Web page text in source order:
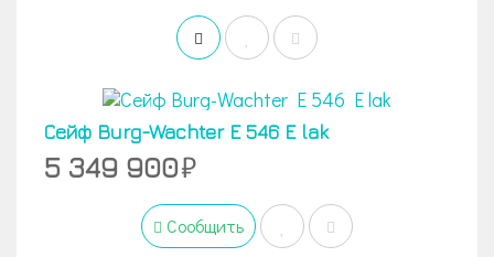
Сейф Burg-Wachter E 546 E lak
5 349 900
Сообщить